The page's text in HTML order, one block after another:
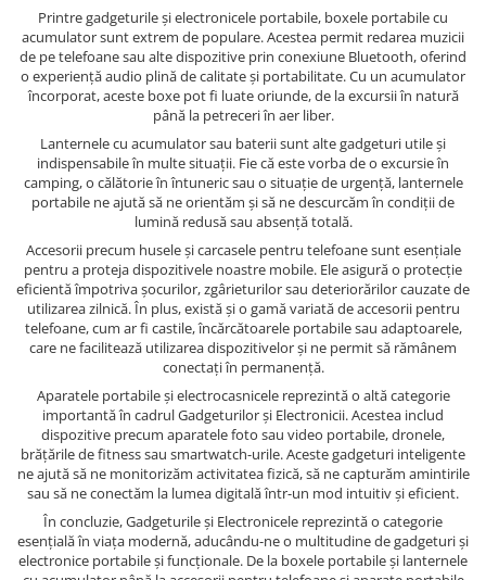
Printre gadgeturile și electronicele portabile, boxele portabile cu
acumulator sunt extrem de populare. Acestea permit redarea muzicii
de pe telefoane sau alte dispozitive prin conexiune Bluetooth, oferind
o experiență audio plină de calitate și portabilitate. Cu un acumulator
încorporat, aceste boxe pot fi luate oriunde, de la excursii în natură
până la petreceri în aer liber.
Lanternele cu acumulator sau baterii sunt alte gadgeturi utile și
indispensabile în multe situații. Fie că este vorba de o excursie în
camping, o călătorie în întuneric sau o situație de urgență, lanternele
portabile ne ajută să ne orientăm și să ne descurcăm în condiții de
lumină redusă sau absență totală.
Accesorii precum husele și carcasele pentru telefoane sunt esențiale
pentru a proteja dispozitivele noastre mobile. Ele asigură o protecție
eficientă împotriva șocurilor, zgârieturilor sau deteriorărilor cauzate de
utilizarea zilnică. În plus, există și o gamă variată de accesorii pentru
telefoane, cum ar fi castile, încărcătoarele portabile sau adaptoarele,
care ne facilitează utilizarea dispozitivelor și ne permit să rămânem
conectați în permanență.
Aparatele portabile și electrocasnicele reprezintă o altă categorie
importantă în cadrul Gadgeturilor și Electronicii. Acestea includ
dispozitive precum aparatele foto sau video portabile, dronele,
brățările de fitness sau smartwatch-urile. Aceste gadgeturi inteligente
ne ajută să ne monitorizăm activitatea fizică, să ne capturăm amintirile
sau să ne conectăm la lumea digitală într-un mod intuitiv și eficient.
În concluzie, Gadgeturile și Electronicele reprezintă o categorie
esențială în viața modernă, aducându-ne o multitudine de gadgeturi și
electronice portabile și funcționale. De la boxele portabile și lanternele